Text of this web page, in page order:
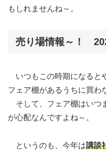
もしれませんね～。
売り場情報～！
いつもこの時期になると
フェア棚があるうちに買わ
そして、フェア棚はいつ
が心配なんですよね～。
というのも、今年は講談